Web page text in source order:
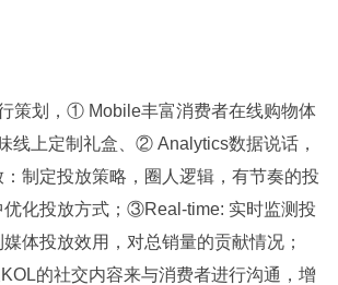
划，① Mobile丰富消费者在线购物体
线上定制礼盒、② Analytics数据说话，
制定投放策略，圈人逻辑，有节奏的投
优化投放方式；③Real-time: 实时监测投
体投放效用，对总销量的贡献情况；
的社交内容来与消费者进行沟通，增